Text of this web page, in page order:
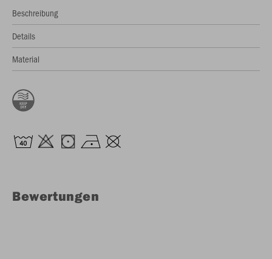
Beschreibung
Details
Material
Bewertungen